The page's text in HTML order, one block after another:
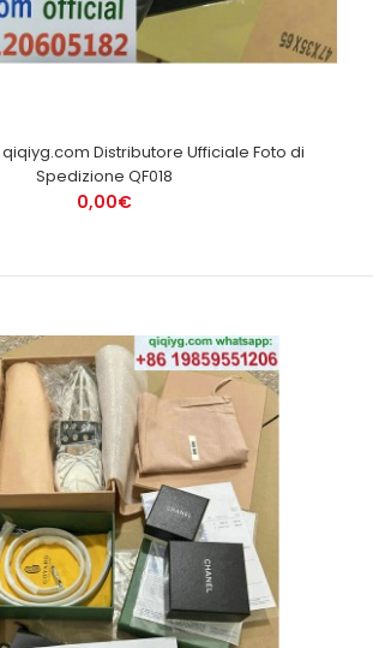
Distributore Ufficiale Foto di
Spedizione QF018
0,00€